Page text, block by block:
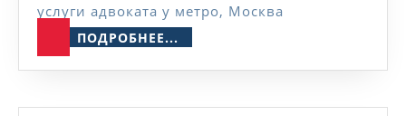
услуги адвоката у метро, Москва
ПОДРОБНЕЕ...